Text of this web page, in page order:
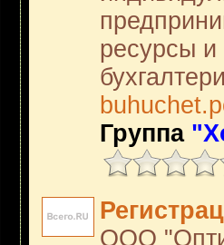
ресурсы и
Группа
ООО